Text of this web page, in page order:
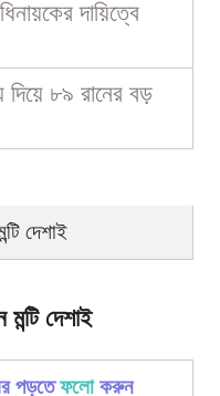
দায়িত্বে
দিয়ে ৮৯ রানের বড়